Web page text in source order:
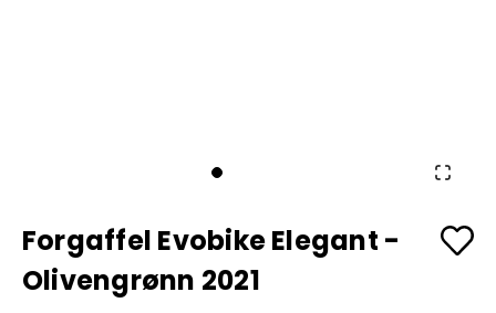
Forgaffel Evobike Elegant -
Olivengrønn 2021